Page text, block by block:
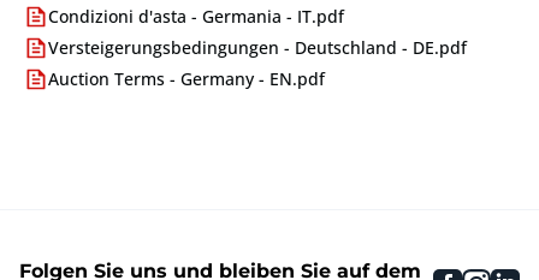
Condizioni d'asta - Germania - IT.pdf
Versteigerungsbedingungen - Deutschland - DE.pdf
Auction Terms - Germany - EN.pdf
Folgen Sie uns und bleiben Sie auf dem